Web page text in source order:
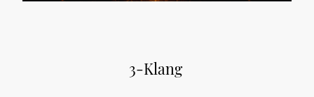
3-Klang